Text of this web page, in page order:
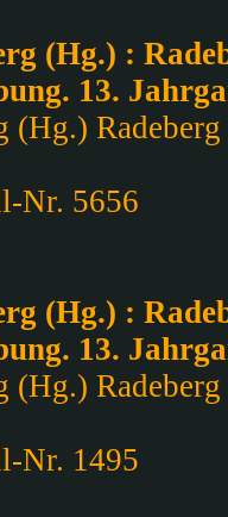
(Hg.) :
13.
(Hg.)
Nr. 5656
(Hg.) :
13.
(Hg.)
Nr. 1495